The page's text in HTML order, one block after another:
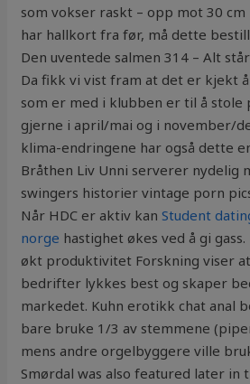
som vokser raskt – opp mot 30 cm
har hallkort fra før, må dette
Den uventede salmen 314 – Alt
Da fikk vi vist fram at det er kjekt
som er med i klubben er til å stole
gjerne i april/mai og i november/
klima-endringene har også dette
Bråthen Liv Unni serverer nydelig
swingers historier vintage porn
Når HDC er aktiv kanStudent
norge hastighet økes ved å gi
økt produktivitet Forskning viser
bedrifter lykkes best og skaper
markedet. Kuhn erotikk chat anal
bare bruke 1/3 av stemmene
mens andre orgelbyggere ville
Smørdal was also featured later in